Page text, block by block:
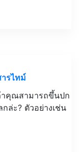
รไทม์
าคุณสามารถขึ้นปก
ล่ะ? ตัวอย่างเช่น